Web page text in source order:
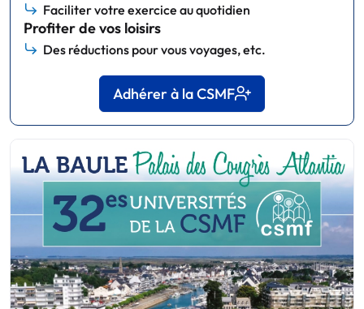
Faciliter votre exercice au quotidien
Profiter de vos loisirs
Des réductions pour vous voyages, etc.
Adhérer à la CSMF